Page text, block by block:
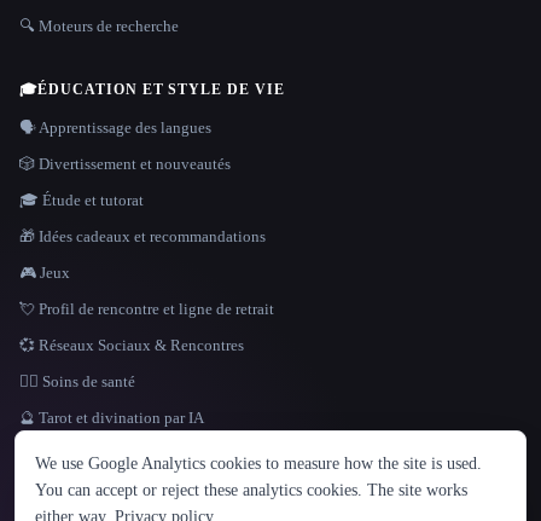
LANGUE
English español Français Русский 简体中文
Hindi
🔍 Moteurs de recherche
🎓ÉDUCATION ET STYLE DE VIE
🗣️ Apprentissage des langues
🎲 Divertissement et nouveautés
🎓 Étude et tutorat
🎁 Idées cadeaux et recommandations
🎮 Jeux
💘 Profil de rencontre et ligne de retrait
💞 Réseaux Sociaux & Rencontres
👩‍⚕️ Soins de santé
🔮 Tarot et divination par IA
We use Google Analytics cookies to measure how the site is used.
You can accept or reject these analytics cookies. The site works
either way. Privacy policy.